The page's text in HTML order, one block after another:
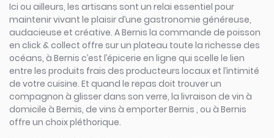
Ici ou ailleurs, les artisans sont un relai essentiel pour
maintenir vivant le plaisir d’une gastronomie généreuse,
audacieuse et créative. A Bernis la commande de poisson
en click & collect offre sur un plateau toute la richesse des
océans, à Bernis c’est l’épicerie en ligne qui scelle le lien
entre les produits frais des producteurs locaux et l’intimité
de votre cuisine. Et quand le repas doit trouver un
compagnon à glisser dans son verre, la livraison de vin à
domicile à Bernis, de vins à emporter Bernis , ou à Bernis
offre un choix pléthorique.